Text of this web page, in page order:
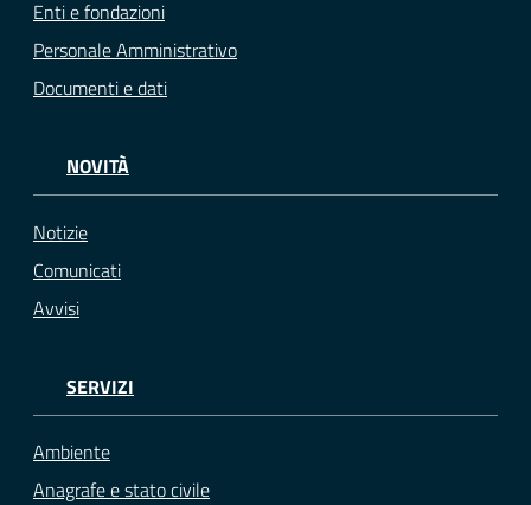
Enti e fondazioni
Personale Amministrativo
Documenti e dati
NOVITÀ
Notizie
Comunicati
Avvisi
SERVIZI
Ambiente
Anagrafe e stato civile